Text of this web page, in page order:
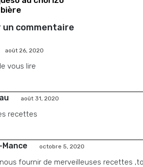
un commentaire
août 26, 2020
vous lire
août 31, 2020
recettes
octobre 5, 2020
nous fournir de merveilleuses recettes